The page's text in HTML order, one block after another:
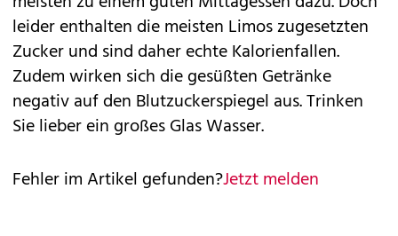
leider enthalten die meisten Limos zugesetzten
Zucker und sind daher echte Kalorienfallen.
Zudem wirken sich die gesüßten Getränke
negativ auf den Blutzuckerspiegel aus. Trinken
Sie lieber ein großes Glas Wasser.
Fehler im Artikel gefunden?Jetzt melden